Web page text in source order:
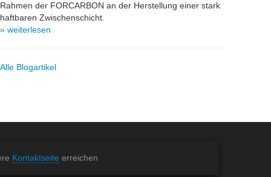
Rahmen der FORCARBON an der Herstellung einer stark
haftbaren Zwischenschicht.
» weiterlesen
Alle Blogartikel
Kontaktseite erreichen